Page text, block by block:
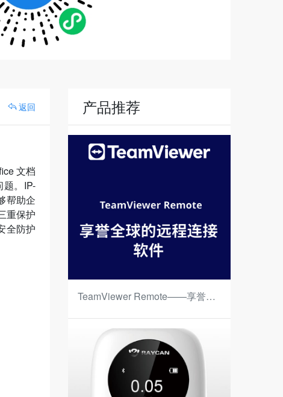
返回
文档
。IP-
帮助企
重保护
全防护
产品推荐
TeamViewer Remote——享誉全